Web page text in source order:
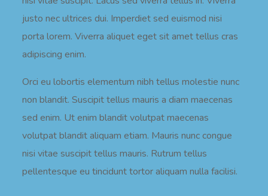
justo nec ultrices dui. Imperdiet sed euismod nisi
porta lorem. Viverra aliquet eget sit amet tellus cras
adipiscing enim.
Orci eu lobortis elementum nibh tellus molestie nunc
non blandit. Suscipit tellus mauris a diam maecenas
sed enim. Ut enim blandit volutpat maecenas
volutpat blandit aliquam etiam. Mauris nunc congue
nisi vitae suscipit tellus mauris. Rutrum tellus
pellentesque eu tincidunt tortor aliquam nulla facilisi.